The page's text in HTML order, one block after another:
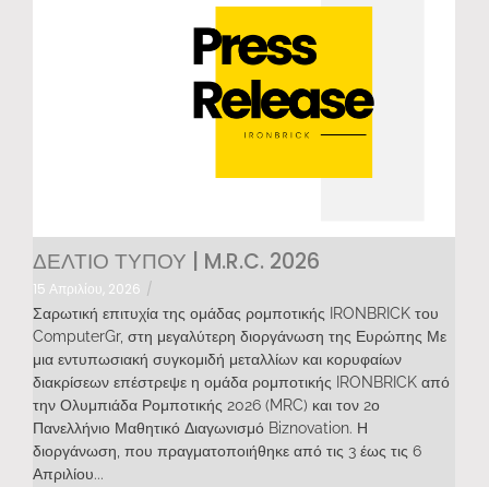
ΔΕΛΤΙΟ ΤΥΠΟΥ | M.R.C. 2026
15 Απριλίου, 2026 /
Σαρωτική επιτυχία της ομάδας ρομποτικής IRONBRICK του
ComputerGr, στη μεγαλύτερη διοργάνωση της Ευρώπης Με
μια εντυπωσιακή συγκομιδή μεταλλίων και κορυφαίων
διακρίσεων επέστρεψε η ομάδα ρομποτικής IRONBRICK από
την Ολυμπιάδα Ρομποτικής 2026 (MRC) και τον 2ο
Πανελλήνιο Μαθητικό Διαγωνισμό Biznovation. Η
διοργάνωση, που πραγματοποιήθηκε από τις 3 έως τις 6
Απριλίου...